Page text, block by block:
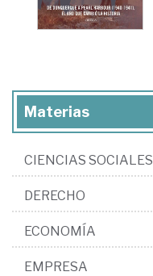
Materias
CIENCIAS SOCIALES
DERECHO
ECONOMÍA
EMPRESA